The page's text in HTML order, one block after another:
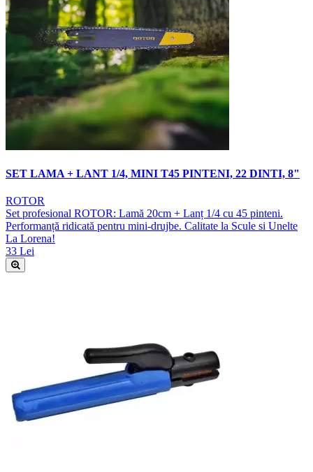
SET LAMA + LANT 1/4, MINI T45 PINTENI, 22 DINTI, 8"
ROTOR
Set profesional ROTOR: Lamă 20cm + Lanț 1/4 cu 45 pinteni.
Performanță ridicată pentru mini-drujbe. Calitate la Scule si Unelte
La Lorena!
33 Lei